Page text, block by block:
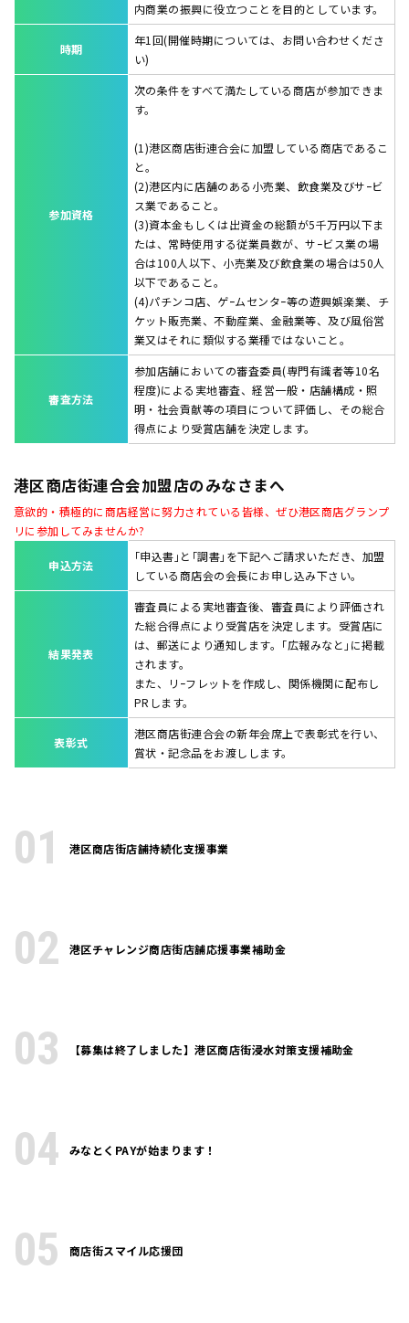
内商業の振興に役立つことを目的としています。
時期
年1回(開催時期については、お問い合わせくださ
い)
参加資格
次の条件をすべて満たしている商店が参加できま
す。
(1)港区商店街連合会に加盟している商店であるこ
と。
(2)港区内に店舗のある小売業、飲食業及びサｰビ
ス業であること。
(3)資本金もしくは出資金の総額が5千万円以下ま
たは、常時使用する従業員数が、サｰビス業の場
合は100人以下、小売業及び飲食業の場合は50人
以下であること。
(4)パチンコ店、ゲｰムセンタｰ等の遊興娯楽業、チ
ケット販売業、不動産業、金融業等、及び風俗営
業又はそれに類似する業種ではないこと。
審査方法
参加店舗においての審査委員(専門有識者等10名
程度)による実地審査、経営一般・店舗構成・照
明・社会貢献等の項目について評価し、その総合
得点により受賞店舗を決定します。
港区商店街連合会加盟店のみなさまへ
意欲的・積極的に商店経営に努力されている皆様、ぜひ港区商店グランプ
リに参加してみませんか?
申込方法
｢申込書｣と｢調書｣を下記へご請求いただき、加盟
している商店会の会長にお申し込み下さい。
結果発表
審査員による実地審査後、審査員により評価され
た総合得点により受賞店を決定します。受賞店に
は、郵送により通知します。｢広報みなと｣に掲載
されます。
また、リｰフレットを作成し、関係機関に配布し
PRします。
表彰式
港区商店街連合会の新年会席上で表彰式を行い、
賞状・記念品をお渡しします。
01 港区商店街店舗持続化支援事業
02 港区チャレンジ商店街店舗応援事業補助金
03 【募集は終了しました】港区商店街浸水対策支援補助金
04 みなとくPAYが始まります！
05 商店街スマイル応援団